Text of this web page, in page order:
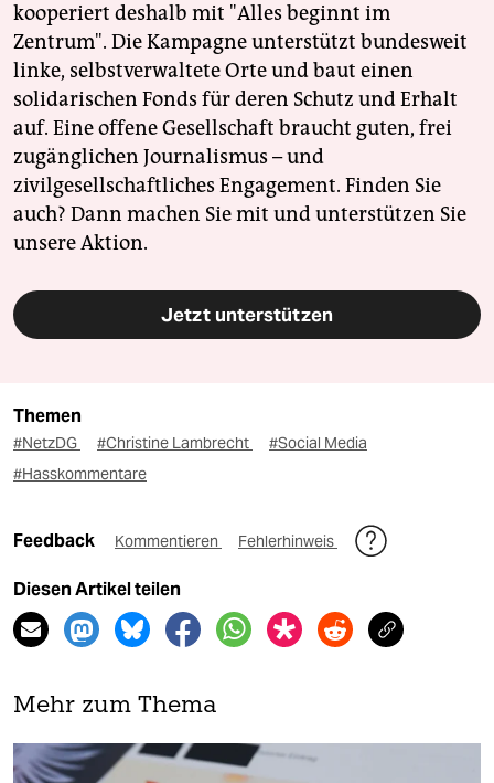
kooperiert deshalb mit "Alles beginnt im
Zentrum". Die Kampagne unterstützt bundesweit
linke, selbstverwaltete Orte und baut einen
solidarischen Fonds für deren Schutz und Erhalt
auf. Eine offene Gesellschaft braucht guten, frei
zugänglichen Journalismus – und
zivilgesellschaftliches Engagement. Finden Sie
auch? Dann machen Sie mit und unterstützen Sie
unsere Aktion.
Jetzt unterstützen
Themen
#NetzDG #Christine Lambrecht
#Social Media
#Hasskommentare
Feedback Kommentieren Fehlerhinweis
Diesen Artikel teilen
Mehr zum Thema